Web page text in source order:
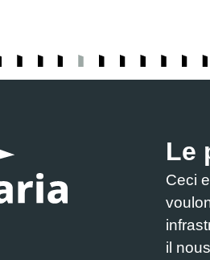
Le
Ceci
il